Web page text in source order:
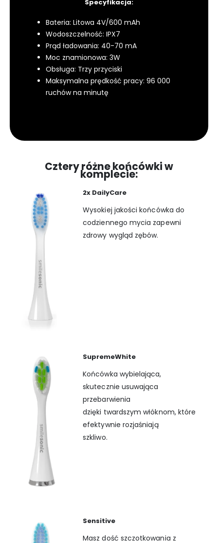
Specyfikacja:
Bateria: Litowa 4V/600 mAh
Wodoszczelność: IPX7
Prąd ładowania: 40-70 mA
Moc znamionowa: 3W
Obsługa: Trzy przyciski
Maksymalna prędkość pracy: 96 000
ruchów na minutę
Cztery różne końcówki w
komplecie:
2x DailyCare
Wysokiej jakości końcówka do
codziennego mycia zapewni
zdrowy wygląd zębów.
SupremeWhite
Końcówka wybielająca,
skutecznie usuwająca
przebarwienia
dzięki twardszym włóknom, które
efektywnie rozjaśniają
szkliwo.
Sensitive
Masz dość szczotkowania z